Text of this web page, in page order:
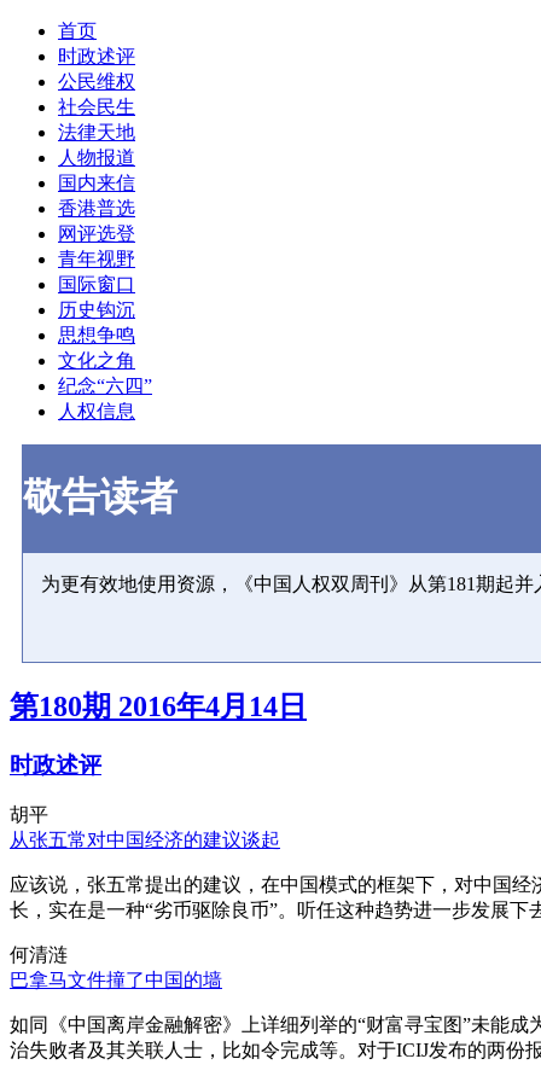
首页
时政述评
公民维权
社会民生
法律天地
人物报道
国内来信
香港普选
网评选登
青年视野
国际窗口
历史钩沉
思想争鸣
文化之角
纪念“六四”
人权信息
敬告读者
为更有效地使用资源，《中国人权双周刊》从第181期起
第180期 2016年4月14日
时政述评
胡平
从张五常对中国经济的建议谈起
应该说，张五常提出的建议，在中国模式的框架下，对中国
长，实在是一种“劣币驱除良币”。听任这种趋势进一步发展下
何清涟
巴拿马文件撞了中国的墙
如同《中国离岸金融解密》上详细列举的“财富寻宝图”未能
治失败者及其关联人士，比如令完成等。对于ICIJ发布的两份